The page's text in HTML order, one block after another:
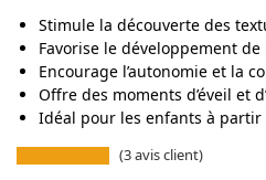
Stimule la découverte des
Favorise le développement
Encourage l’autonomie et la
Offre des moments d’éveil et
Idéal pour les enfants à partir
(3avis client)